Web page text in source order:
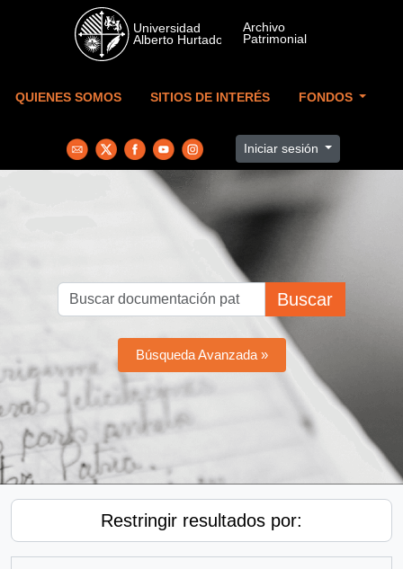
Skip to main content
QUIENES SOMOS SITIOS DE INTERÉS FONDOS
Iniciar sesión
Buscar
Búsqueda Avanzada »
Restringir resultados por: